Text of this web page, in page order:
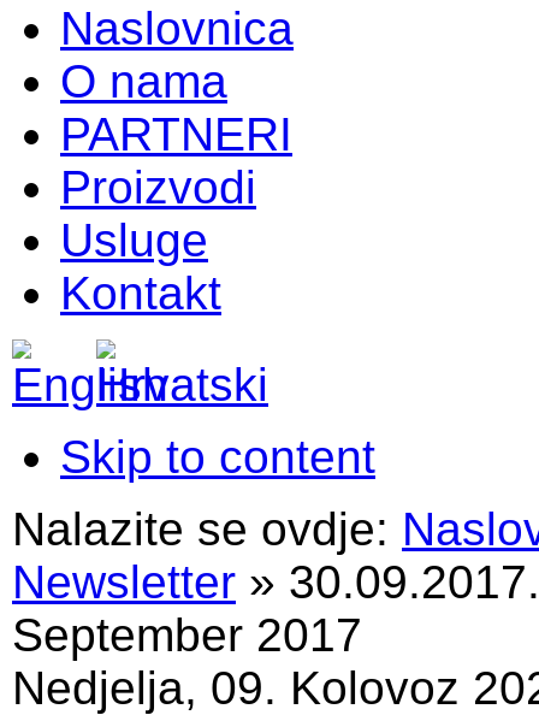
Naslovnica
O nama
PARTNERI
Proizvodi
Usluge
Kontakt
Skip to content
Nalazite se ovdje:
Newsletter »
September 2017
Nedjelja, 09. Kolovoz